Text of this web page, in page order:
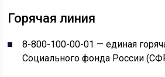
Горячая линия
8-800-100-00-01 — единая
Социального фонда России